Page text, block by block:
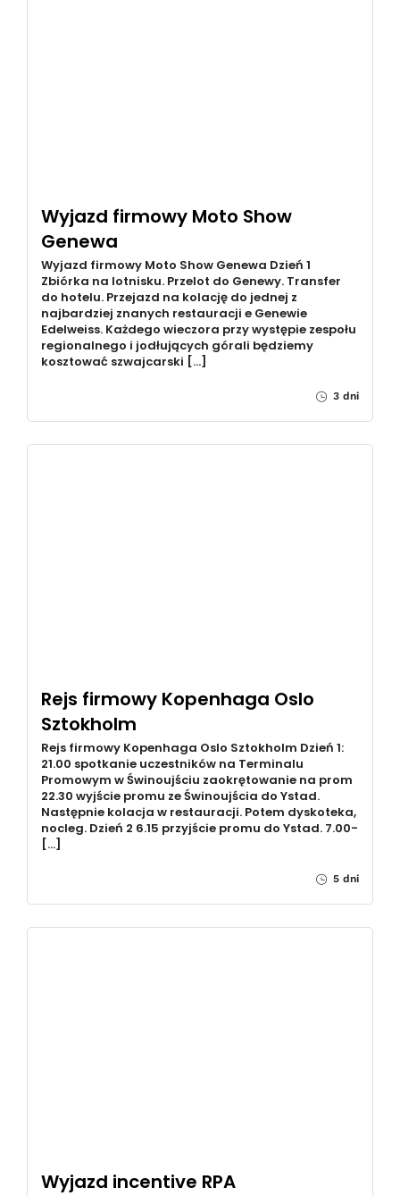
Wyjazd firmowy Moto Show
Genewa
Wyjazd firmowy Moto Show Genewa Dzień 1
Zbiórka na lotnisku. Przelot do Genewy. Transfer
do hotelu. Przejazd na kolację do jednej z
najbardziej znanych restauracji e Genewie
Edelweiss. Każdego wieczora przy występie zespołu
regionalnego i jodłujących górali będziemy
kosztować szwajcarski […]
3 dni
Rejs firmowy Kopenhaga Oslo
Sztokholm
Rejs firmowy Kopenhaga Oslo Sztokholm Dzień 1:
21.00 spotkanie uczestników na Terminalu
Promowym w Świnoujściu zaokrętowanie na prom
22.30 wyjście promu ze Świnoujścia do Ystad.
Następnie kolacja w restauracji. Potem dyskoteka,
nocleg. Dzień 2 6.15 przyjście promu do Ystad. 7.00-
[…]
5 dni
Wyjazd incentive RPA